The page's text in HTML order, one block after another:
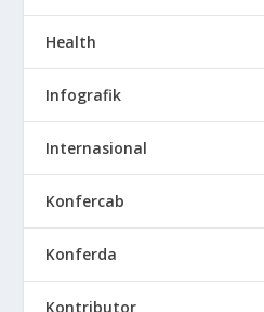
Health
Infografik
Internasional
Konfercab
Konferda
Kontributor